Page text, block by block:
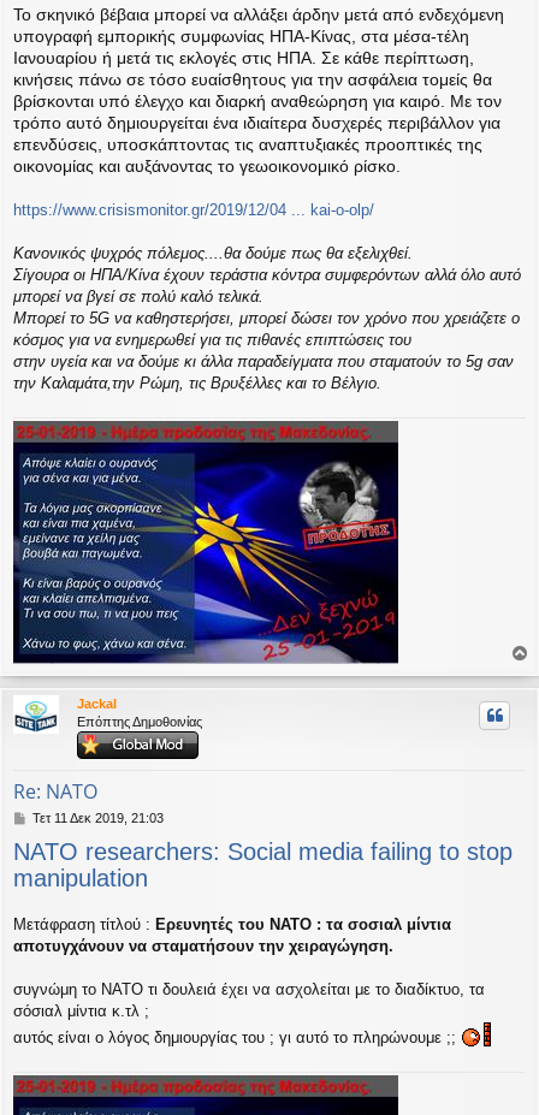
Το σκηνικό βέβαια μπορεί να αλλάξει άρδην μετά από ενδεχόμενη
υπογραφή εμπορικής συμφωνίας ΗΠΑ-Κίνας, στα μέσα-τέλη
Ιανουαρίου ή μετά τις εκλογές στις ΗΠΑ. Σε κάθε περίπτωση,
κινήσεις πάνω σε τόσο ευαίσθητους για την ασφάλεια τομείς θα
βρίσκονται υπό έλεγχο και διαρκή αναθεώρηση για καιρό. Με τον
τρόπο αυτό δημιουργείται ένα ιδιαίτερα δυσχερές περιβάλλον για
επενδύσεις, υποσκάπτοντας τις αναπτυξιακές προοπτικές της
οικονομίας και αυξάνοντας το γεωοικονομικό ρίσκο.
https://www.crisismonitor.gr/2019/12/04 ... kai-o-olp/
Κανονικός ψυχρός πόλεμος....θα δούμε πως θα εξελιχθεί.
Σίγουρα οι ΗΠΑ/Κίνα έχουν τεράστια κόντρα συμφερόντων αλλά όλο αυτό
μπορεί να βγεί σε πολύ καλό τελικά.
Μπορεί το 5G να καθηστερήσει, μπορεί δώσει τον χρόνο που χρειάζετε ο
κόσμος για να ενημερωθεί για τις πιθανές επιπτώσεις του
στην υγεία και να δούμε κι άλλα παραδείγματα που σταματούν το 5g σαν
την Καλαμάτα,την Ρώμη, τις Βρυξέλλες και το Βέλγιο.
ο
ρ
Jackal
Επόπτης Δημοθοινίας
Re: NATO
Δ
μ
ο
σ
ε
υ
Τετ 11 Δεκ 2019, 21:03
NATO researchers: Social media failing to stop
manipulation
Μετάφραση τίτλού : Ερευνητές του ΝΑΤΟ : τα σοσιαλ μίντια
αποτυγχάνουν να σταματήσουν την χειραγώγηση.
συγνώμη το ΝΑΤΟ τι δουλειά έχει να ασχολείται με το διαδίκτυο, τα
σόσιαλ μίντια κ.τλ ;
αυτός είναι ο λόγος δημιουργίας του ; γι αυτό το πληρώνουμε ;;